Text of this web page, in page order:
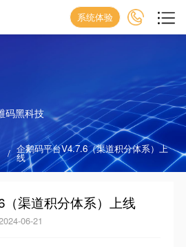
系统体验
码黑科技
/ 企鹅码平台V4.7.6（渠道积分体系）上
线
渠道积分体系）上线
06-21